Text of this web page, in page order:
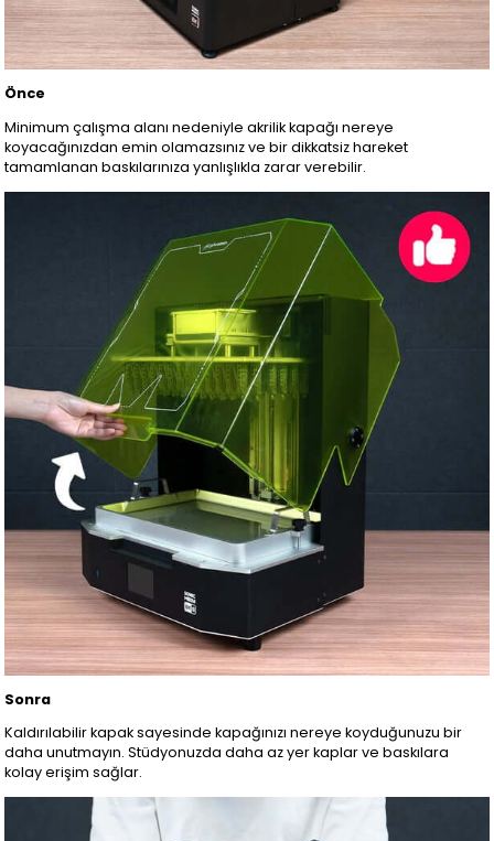
Önce
Minimum çalışma alanı nedeniyle akrilik kapağı nereye
koyacağınızdan emin olamazsınız ve bir dikkatsiz hareket
tamamlanan baskılarınıza yanlışlıkla zarar verebilir.
Sonra
Kaldırılabilir kapak sayesinde kapağınızı nereye koyduğunuzu bir
daha unutmayın. Stüdyonuzda daha az yer kaplar ve baskılara
kolay erişim sağlar.